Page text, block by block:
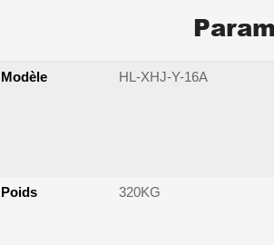
Modèle HL-XHJ-Y-16A
Poids 320KG